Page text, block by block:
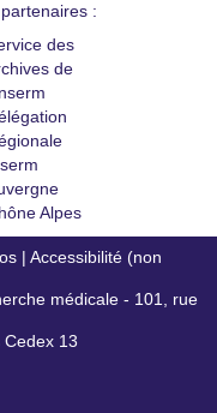
:
des
de
Alpes
| Accessibilité (non
médicale - 101, rue
Cedex 13